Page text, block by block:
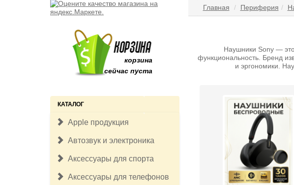
корзина
сейчас пуста
КАТАЛОГ
Apple продукция
Автозвук и электроника
Аксессуары для спорта
Аксессуары для телефонов
Главная Периферия
Наушники Sony — это
функциональность. Бренд
и эргономики.